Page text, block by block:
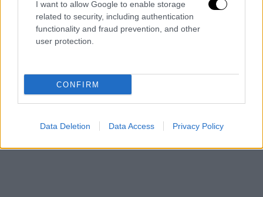
I want to allow Google to enable storage
related to security, including authentication
functionality and fraud prevention, and other
user protection.
CONFIRM
Data Deletion Data Access Privacy Policy